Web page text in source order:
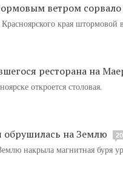
ветром
края
ресторана на
откроется столовая.
обрушилась на Землю 20
накрыла магнитная буря